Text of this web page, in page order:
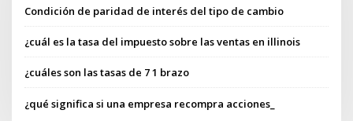
Condición de paridad de interés del tipo de cambio
¿cuál es la tasa del impuesto sobre las ventas en illinois
¿cuáles son las tasas de 7 1 brazo
¿qué significa si una empresa recompra acciones_